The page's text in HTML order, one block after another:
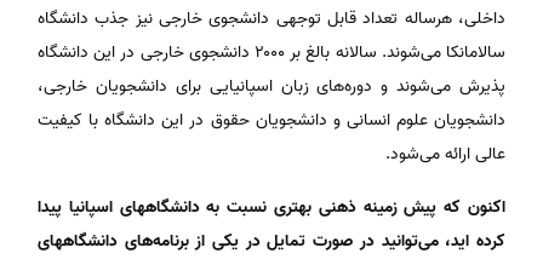
داخلی، هرساله تعداد قابل توجهی دانشجوی خارجی نیز جذب دانشگاه
سالامانکا می‌شوند. سالانه بالغ بر ۲۰۰۰ دانشجوی خارجی در این دانشگاه
پذیرش می‌شوند و دوره‌های زبان اسپانیایی برای دانشجویان خارجی،
دانشجویان علوم انسانی و دانشجویان حقوق در این دانشگاه با کیفیت
عالی ارائه می‌شود.
اکنون که پیش زمینه ذهنی بهتری نسبت به دانشگاههای اسپانیا پیدا
کرده اید، می‌توانید در صورت تمایل در یکی از برنامه‌های دانشگاههای